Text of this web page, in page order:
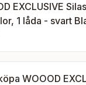
EXCLUSIVE
1 låda - svart
WOOOD